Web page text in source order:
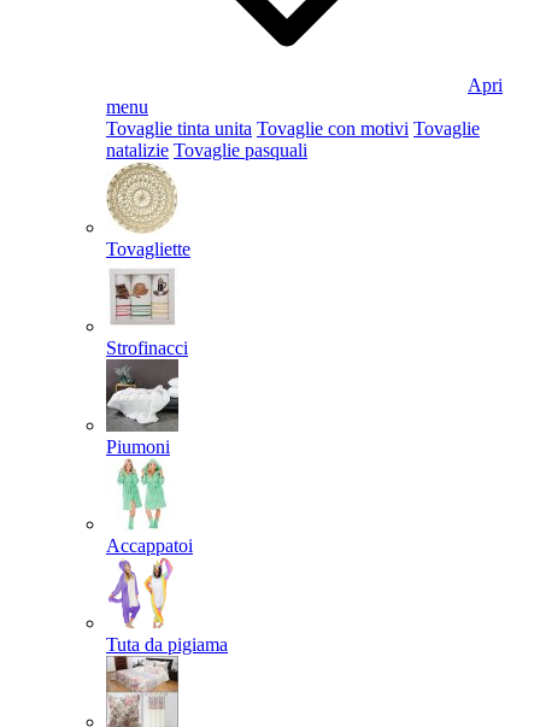
Apri
menu
Tovaglie tinta unita Tovaglie con motivi Tovaglie
natalizie Tovaglie pasquali
Tovagliette
Strofinacci
Piumoni
Accappatoi
Tuta da pigiama